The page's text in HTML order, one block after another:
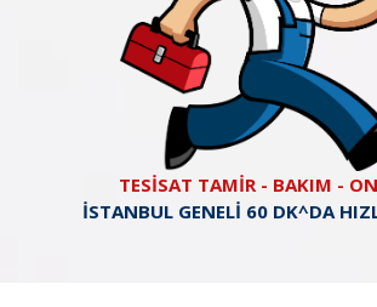
TESİSAT TAMİR - BAKIM -
İSTANBUL GENELİ 60 DK^DA